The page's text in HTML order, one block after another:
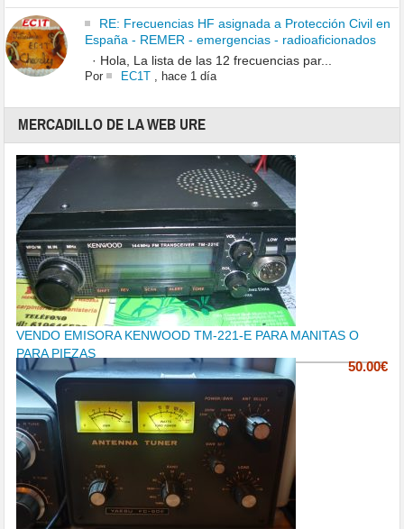
RE: Frecuencias HF asignada a Protección Civil en
España - REMER - emergencias - radioaficionados
· Hola, La lista de las 12 frecuencias par...
Por EC1T, hace 1 día
MERCADILLO DE LA WEB URE
VENDO EMISORA KENWOOD TM-221-E PARA MANITAS O
PARA PIEZAS
50.00€